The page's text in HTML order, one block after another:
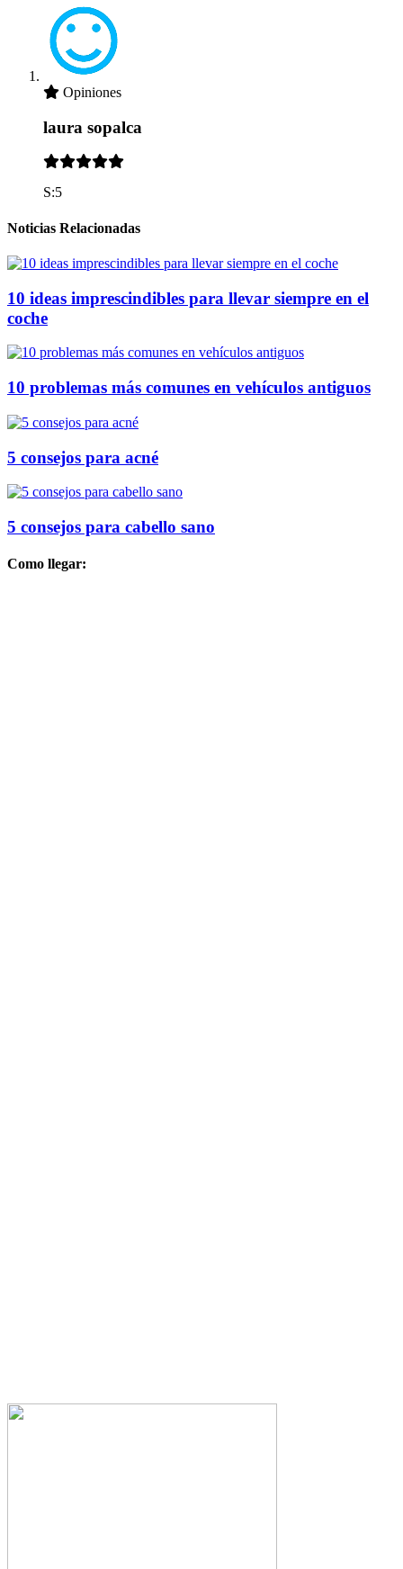
Opiniones
laura sopalca
S:5
Noticias Relacionadas
10 ideas imprescindibles para llevar siempre en el
coche
10 problemas más comunes en vehículos antiguos
5 consejos para acné
5 consejos para cabello sano
Como llegar: